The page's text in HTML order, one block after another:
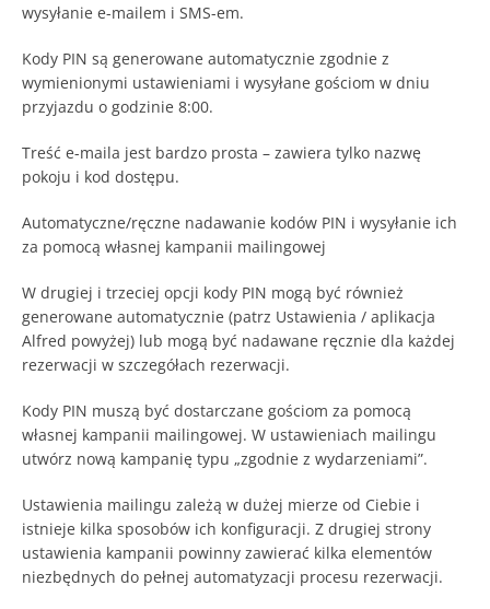
wysyłanie e-mailem i SMS-em.
Kody PIN są generowane automatycznie zgodnie z
wymienionymi ustawieniami i wysyłane gościom w dniu
przyjazdu o godzinie 8:00.
Treść e-maila jest bardzo prosta – zawiera tylko nazwę
pokoju i kod dostępu.
Automatyczne/ręczne nadawanie kodów PIN i wysyłanie ich
za pomocą własnej kampanii mailingowej
W drugiej i trzeciej opcji kody PIN mogą być również
generowane automatycznie (patrz Ustawienia / aplikacja
Alfred powyżej) lub mogą być nadawane ręcznie dla każdej
rezerwacji w szczegółach rezerwacji.
Kody PIN muszą być dostarczane gościom za pomocą
własnej kampanii mailingowej. W ustawieniach mailingu
utwórz nową kampanię typu „zgodnie z wydarzeniami”.
Ustawienia mailingu zależą w dużej mierze od Ciebie i
istnieje kilka sposobów ich konfiguracji. Z drugiej strony
ustawienia kampanii powinny zawierać kilka elementów
niezbędnych do pełnej automatyzacji procesu rezerwacji.